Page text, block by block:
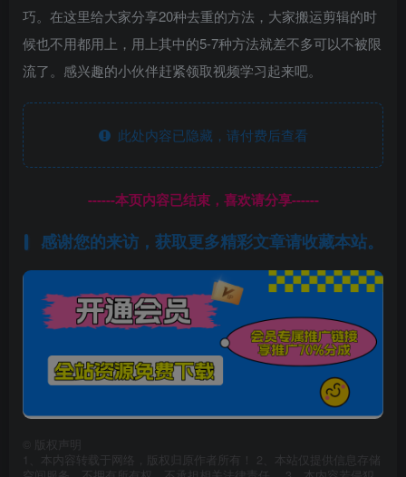
巧。在这里给大家分享20种去重的方法，大家搬运剪辑的时
候也不用都用上，用上其中的5-7种方法就差不多可以不被限
流了​。感兴趣的小伙伴赶紧领取视频学习起来吧​。
此处内容已隐藏，请付费后查看
------本页内容已结束，喜欢请分享------
感谢您的来访，获取更多精彩文章请收藏本站。
版权声明
1、本内容转载于网络，版权归原作者所有！ 2、本站仅提供信息存储